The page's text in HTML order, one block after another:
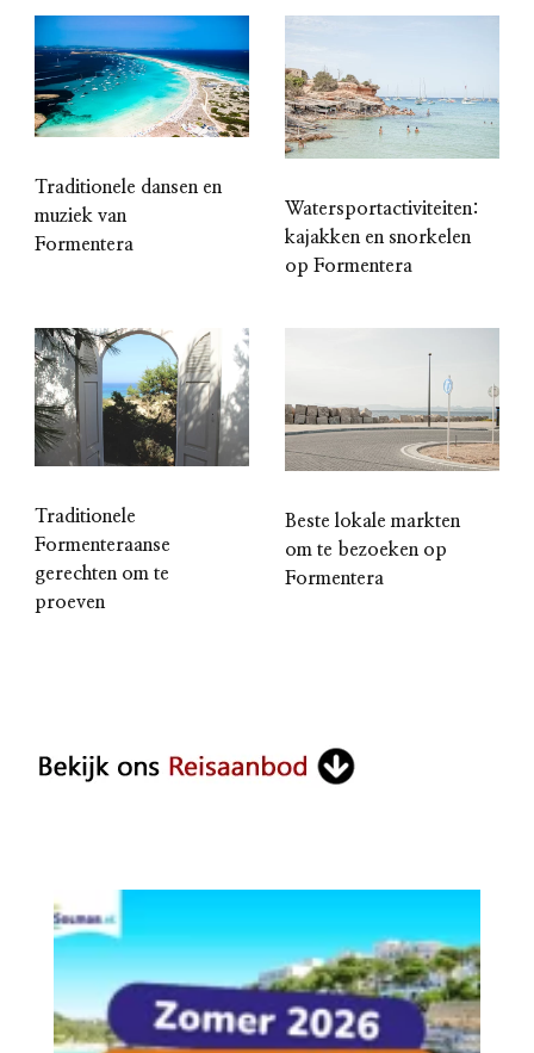
Traditionele dansen en
muziek van
Formentera
Watersportactiviteiten:
kajakken en snorkelen
op Formentera
Traditionele
Formenteraanse
gerechten om te
proeven
Beste lokale markten
om te bezoeken op
Formentera